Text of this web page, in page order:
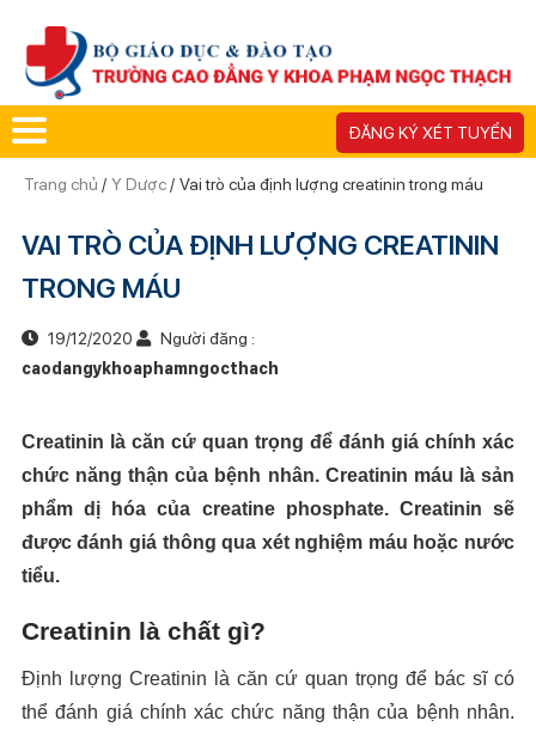
ĐĂNG KÝ XÉT TUYỂN
Trang chủ / Y Dược/ Vai trò của định lượng creatinin trong máu
VAI TRÒ CỦA ĐỊNH LƯỢNG CREATININ
TRONG MÁU
19/12/2020
Người đăng :
caodangykhoaphamngocthach
Creatinin là căn cứ quan trọng để đánh giá chính xác
chức năng thận của bệnh nhân. Creatinin máu là sản
phẩm dị hóa của creatine phosphate. Creatinin sẽ
được đánh giá thông qua xét nghiệm máu hoặc nước
tiểu.
Creatinin là chất gì?
Định lượng Creatinin là căn cứ quan trọng để bác sĩ có
thể đánh giá chính xác chức năng thận của bệnh nhân.